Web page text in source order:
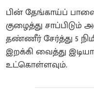
பின் தேங்காய்ப்
குழைத்து சாப்பிடும்
தண்ணீர் சேர்த்து 5
இறக்கி வைத்து
உட்கொள்ளவும்.